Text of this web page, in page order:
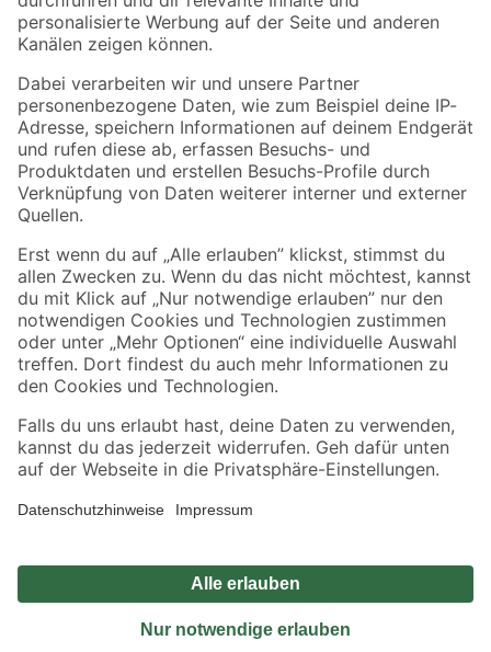
Folge uns
Zahlungsarten Versandarten
Sicher einkaufen
Jetzt die toom-App herunterladen
Alle Preisangaben in EUR inkl. gesetzl. MwSt.. Die dargestellten Angebote sind unter
Umständen nicht in allen Märkten verfügbar. Die angegebenen Verfügbarkeiten beziehen
Produkte nur solange der Vorrat reicht.
*Paketversand ab 59 € versandkostenfrei, gilt nicht für Artikel mit Speditionsversand, hier
Privatsphäre Impressum
Nutzungsbedingungen
Widerrufsrecht
Vertrag widerrufen